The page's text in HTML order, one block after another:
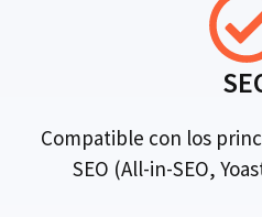
Compatible con los
SEO (All-in-SEO,